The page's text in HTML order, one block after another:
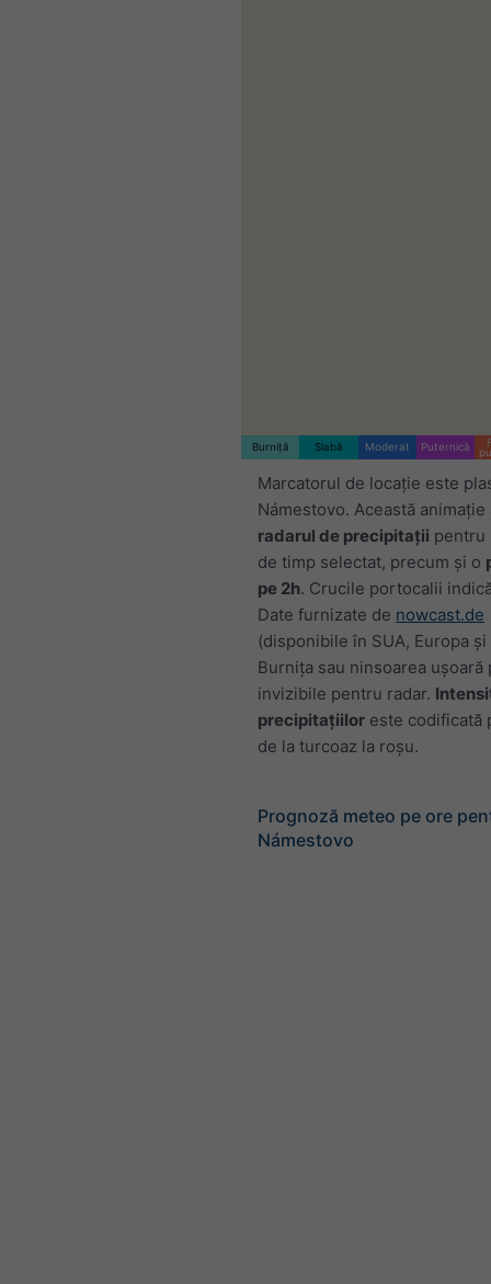
Burniță Slabă Moderat Puternică
Marcatorul de locație este
Námestovo. Această animație
radarul de precipitații pentru
de timp selectat, precum și o
pe 2h. Crucile portocalii
Date furnizate de nowcast.de
(disponibile în SUA, Europa
Burnița sau ninsoarea ușoară
invizibile pentru radar.
precipitațiilor este codificată
de la turcoaz la roșu.
Prognoză meteo pe ore
Námestovo